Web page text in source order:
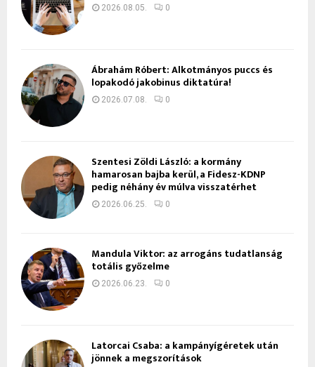
2026.08.05. 0
Ábrahám Róbert: Alkotmányos puccs és
lopakodó jakobinus diktatúra!
2026.07.08. 0
Szentesi Zöldi László: a kormány
hamarosan bajba kerül, a Fidesz-KDNP
pedig néhány év múlva visszatérhet
2026.06.25. 0
Mandula Viktor: az arrogáns tudatlanság
totális győzelme
2026.06.23. 0
Latorcai Csaba: a kampányígéretek után
jönnek a megszorítások